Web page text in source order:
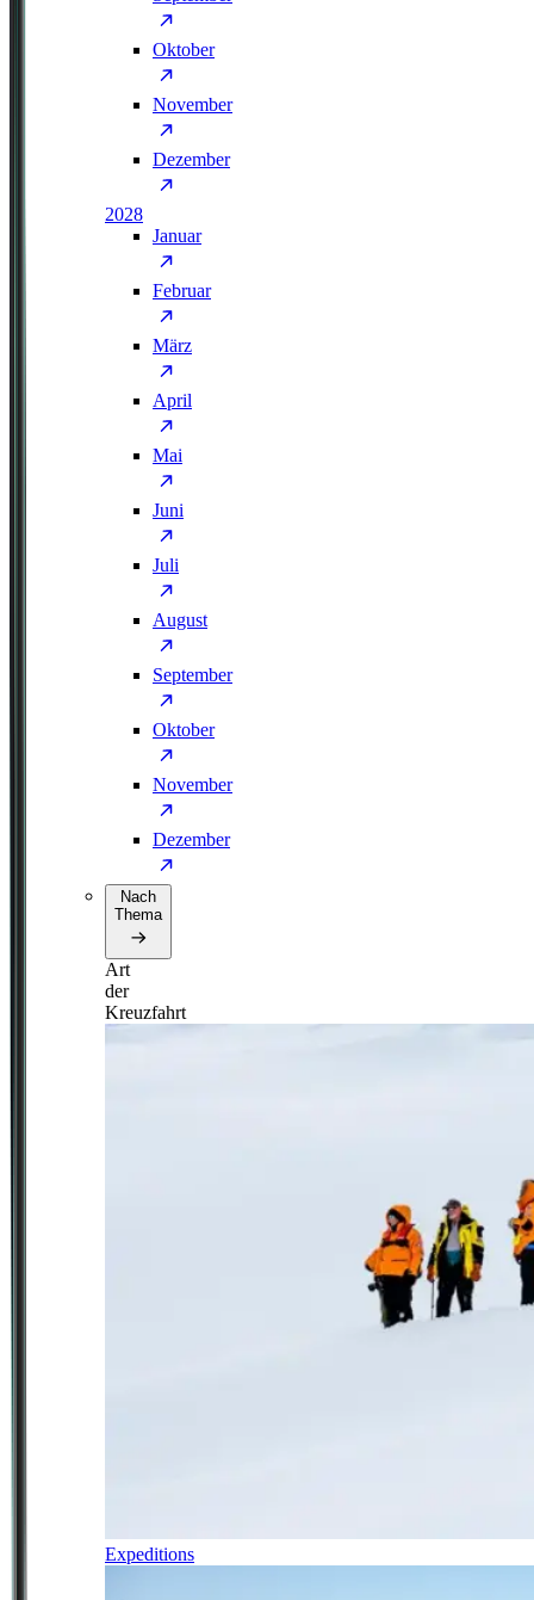
Oktober
November
Dezember
2028
Januar
Februar
März
April
Mai
Juni
Juli
August
September
Oktober
November
Dezember
Nach
Thema
Art
der
Kreuzfahrt
Expeditions